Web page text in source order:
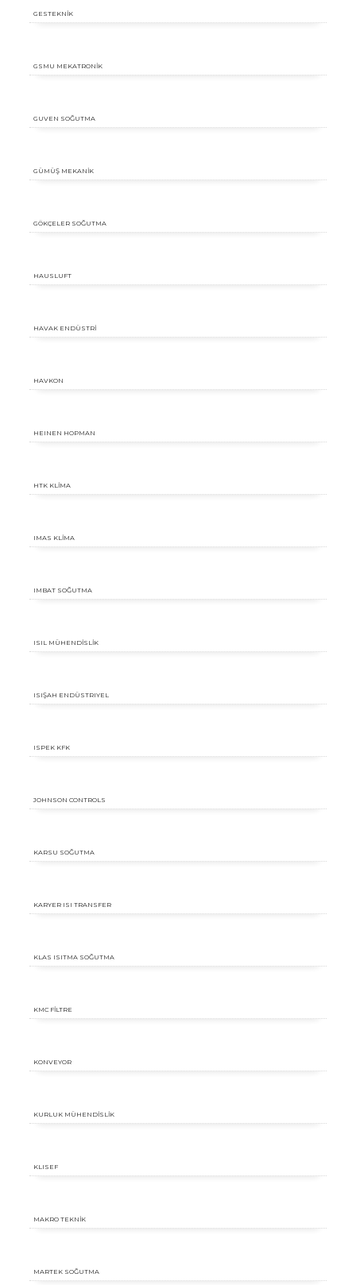
GESTEKNİK
GÖKÇELER SOĞUTMA
GSMU MEKATRONİK
GÜMÜŞ MEKANİK
GUVEN SOĞUTMA
HAUSLUFT
HAVAK ENDÜSTRİ
HAVKON
HEINEN HOPMAN
HTK KLİMA
IMAS KLİMA
IMBAT SOĞUTMA
ISIL MÜHENDİSLİK
ISIŞAH ENDÜSTRIYEL
ISPEK KFK
JOHNSON CONTROLS
KARSU SOĞUTMA
KARYER ISI TRANSFER
KLAS ISITMA SOĞUTMA
KLISEF
KMC FİLTRE
KONVEYOR
KURLUK MÜHENDİSLİK
MAKRO TEKNİK
MARTEK SOĞUTMA